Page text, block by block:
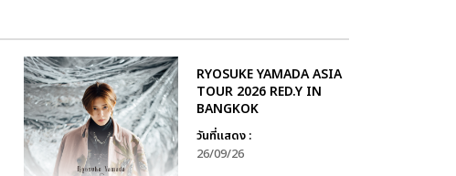
RYOSUKE YAMADA ASIA
TOUR 2026 RED.Y IN
BANGKOK
วันที่แสดง :
26/09/26